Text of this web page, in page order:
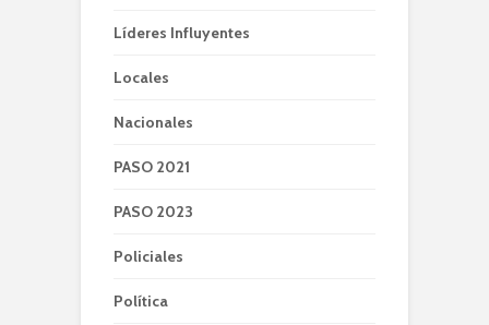
Líderes Influyentes
Locales
Nacionales
PASO 2021
PASO 2023
Policiales
Política